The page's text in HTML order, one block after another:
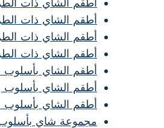
أطقم الشاي ذات
أطقم الشاي ذات
أطقم الشاي ذات
أطقم الشاي ذات
أطقم الشاي بأسلوب
أطقم الشاي بأسلوب
أطقم الشاي
مجموعة شاي بأسلوب